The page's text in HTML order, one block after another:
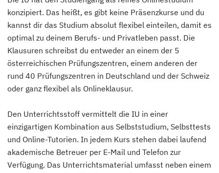
konzipiert. Das heißt, es gibt keine Präsenzkurse und du
kannst dir das Studium absolut flexibel einteilen, damit es
optimal zu deinem Berufs- und Privatleben passt. Die
Klausuren schreibst du entweder an einem der 5
österreichischen Prüfungszentren, einem anderen der
rund 40 Prüfungszentren in Deutschland und der Schweiz
oder ganz flexibel als Onlineklausur.
Den Unterrichtsstoff vermittelt die IU in einer
einzigartigen Kombination aus Selbststudium, Selbsttests
und Online-Tutorien. In jedem Kurs stehen dabei laufend
akademische Betreuer per E-Mail und Telefon zur
Verfügung. Das Unterrichtsmaterial umfasst neben einem